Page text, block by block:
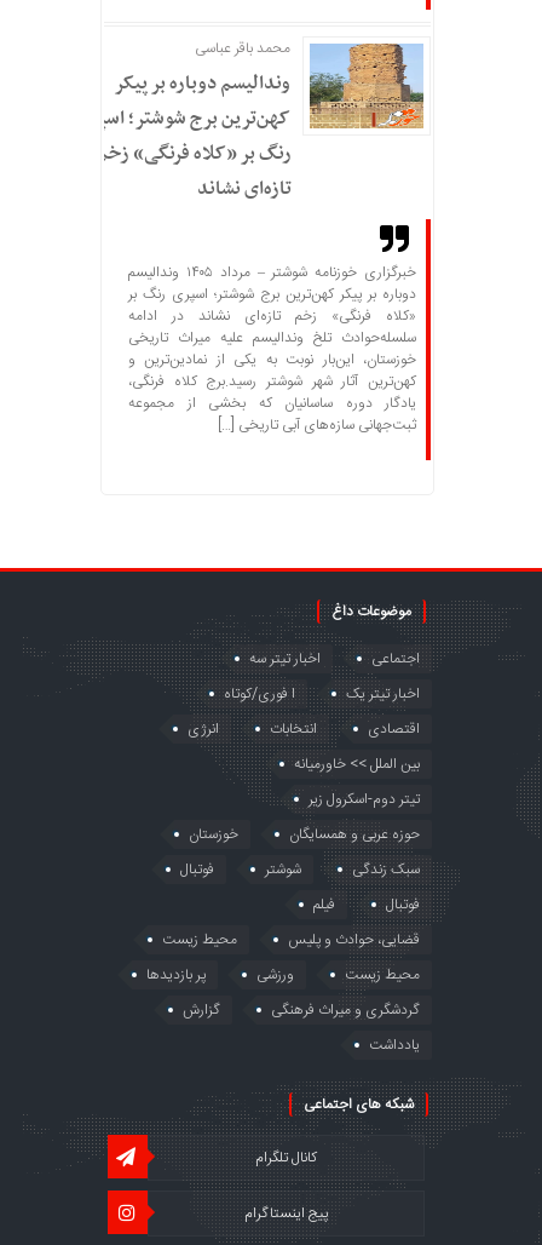
محمد باقر عباسی
وندالیسم دوباره بر پیکر
کهن‌ترین برج شوشتر؛ اسپری
رنگ بر «کلاه فرنگی» زخم
تازه‌ای نشاند
خبرگزاری خوزنامه شوشتر – مرداد ۱۴۰۵ وندالیسم
دوباره بر پیکر کهن‌ترین برج شوشتر؛ اسپری رنگ بر
«کلاه فرنگی» زخم تازه‌ای نشاند در ادامه
سلسله‌حوادث تلخ وندالیسم علیه میراث تاریخی
خوزستان، این‌بار نوبت به یکی از نمادین‌ترین و
کهن‌ترین آثار شهر شوشتر رسید.برج کلاه فرنگی،
یادگار دوره ساسانیان که بخشی از مجموعه
ثبت‌جهانی سازه‌های آبی تاریخی […]
موضوعات داغ
اجتماعی
اخبار تیتر سه
اخبار تیتر یک
ا فوری/کوتاه
اقتصادی
انتخابات
انرژی
بین الملل >> خاورمیانه
تیتر دوم-اسکرول زیر
حوزه عربی و همسایگان
خوزستان
سبک زندگی
شوشتر
فوتبال
فوتبال
فیلم
قضایی، حوادث و پلیس
محیط زیست
محیط زیست
ورزشی
پر بازدیدها
گردشگری و میراث فرهنگی
گزارش
یادداشت
شبکه های اجتماعی
کانال تلگرام
پیج اینستاگرام